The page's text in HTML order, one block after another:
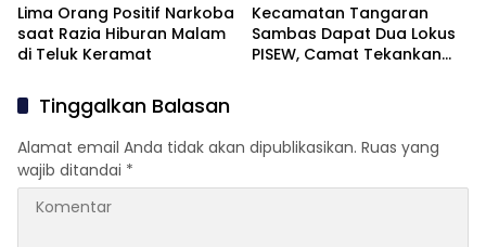
Lima Orang Positif Narkoba
saat Razia Hiburan Malam
di Teluk Keramat
Kecamatan Tangaran
Sambas Dapat Dua Lokus
PISEW, Camat Tekankan
Tinggalkan Balasan
Alamat email Anda tidak akan dipublikasikan. Ruas yang
wajib ditandai *